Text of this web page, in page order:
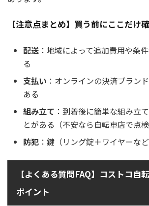
【注意点まとめ】買う前にここだけ
配送 ：地域によって追加費用や条
る
支払い ：オンラインの決済ブラン
ある
組み立て ：到着後に簡単な組み立
とがある（不安なら自転車店で点検
防犯 ：鍵（リング錠＋ワイヤーな
【よくある質問FAQ】コストコ自
ポイント